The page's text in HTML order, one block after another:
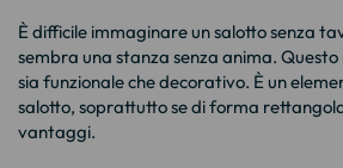
È difficile immaginare un salotto senza
sembra una stanza senza anima. Questo
sia funzionale che decorativo. È un
salotto, soprattutto se di forma
vantaggi.